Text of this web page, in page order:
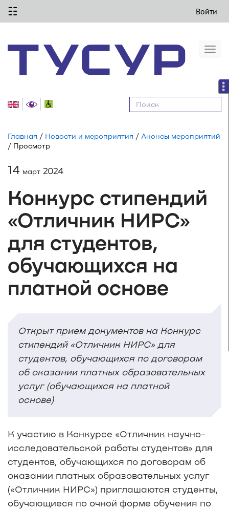
☷ Войти
Главная / Новости и мероприятия / Анонсы мероприятий
/ Просмотр
14 март 2024
Конкурс стипендий
«Отличник НИРС»
для студентов,
обучающихся на
платной основе
Открыт прием документов на Конкурс
стипендий «Отличник НИРС» для
студентов, обучающихся по договорам
об оказании платных образовательных
услуг (обучающихся на платной
основе)
К участию в Конкурсе «Отличник научно-
исследовательской работы студентов» для
студентов, обучающихся по договорам об
оказании платных образовательных услуг
(«Отличник НИРС») приглашаются студенты,
обучающиеся по очной форме обучения по